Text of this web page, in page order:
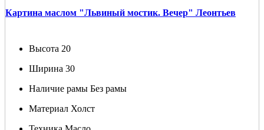
Картина маслом "Львиный мостик. Вечер" Леонтьев
Высота 20
Ширина 30
Наличие рамы Без рамы
Материал Холст